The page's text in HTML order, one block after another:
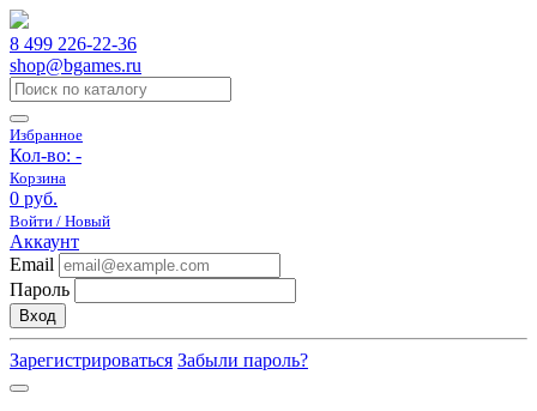
8 499 226-22-36
shop@bgames.ru
Избранное
Кол-во: -
Корзина
0 руб.
Войти / Новый
Аккаунт
Email
Пароль
Вход
Зарегистрироваться Забыли пароль?